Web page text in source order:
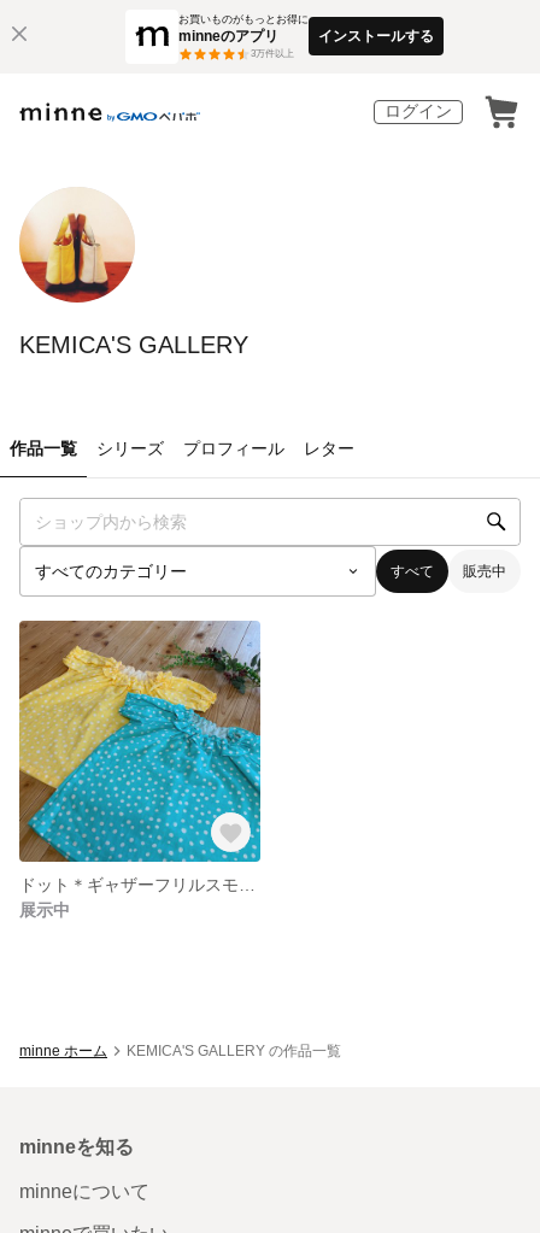
お買いものがもっとお得に
minneのアプリ
3万件以上
インストールする
ログイン
KEMICA'S GALLERY
作品一覧 シリーズ プロフィール レター
すべて 販売中
展示中
minne ホーム KEMICA'S GALLERY の作品一覧
minneを知る
minneについて